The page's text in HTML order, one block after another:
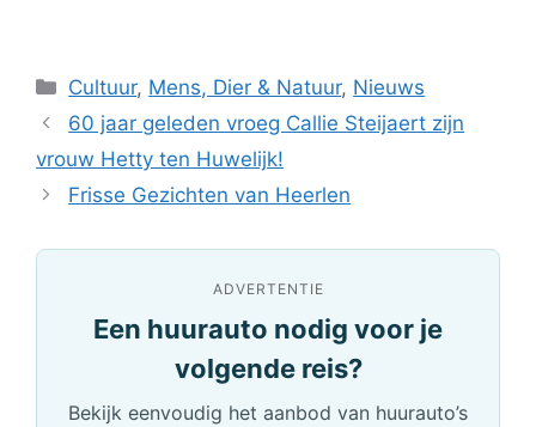
Categorieën
Cultuur, Mens, Dier & Natuur, Nieuws
60 jaar geleden vroeg Callie Steijaert zijn
vrouw Hetty ten Huwelijk!
Frisse Gezichten van Heerlen
ADVERTENTIE
Een huurauto nodig voor je
volgende reis?
Bekijk eenvoudig het aanbod van huurauto’s